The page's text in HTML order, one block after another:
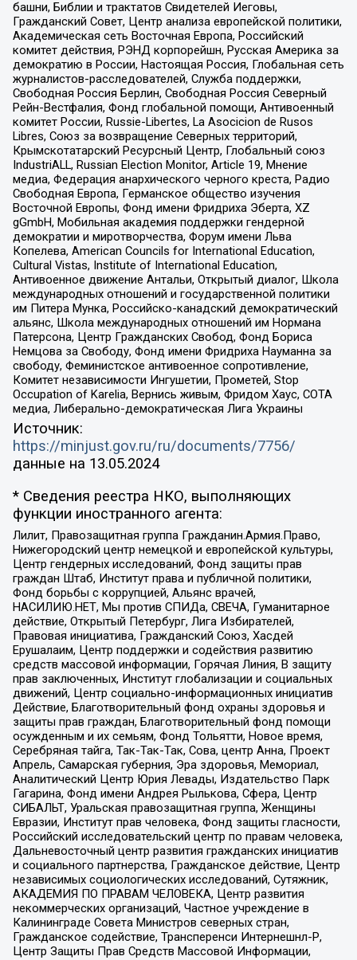
башни, Библии и трактатов Свидетелей Иеговы,
Гражданский Совет, Центр анализа европейской политики,
Академическая сеть Восточная Европа, Российский
комитет действия, РЭНД корпорейшн, Русская Америка за
демократию в России, Настоящая Россия, Глобальная сеть
журналистов-расследователей, Служба поддержки,
Свободная Россия Берлин, Свободная Россия Северный
Рейн-Вестфалия, Фонд глобальной помощи, Антивоенный
комитет России, Russie-Libertes, La Asocicion de Rusos
Libres, Союз за возвращение Северных территорий,
Крымскотатарский Ресурсный Центр, Глобальный союз
IndustriALL, Russian Election Monitor, Article 19, Мнение
медиа, Федерация анархического черного креста, Радио
Свободная Европа, Германское общество изучения
Восточной Европы, Фонд имени Фридриха Эберта, XZ
gGmbH, Мобильная академия поддержки гендерной
демократии и миротворчества, Форум имени Льва
Копелева, American Councils for International Education,
Cultural Vistas, Institute of International Education,
Антивоенное движение Антальи, Открытый диалог, Школа
международных отношений и государственной политики
им Питера Мунка, Российско-канадский демократический
альянс, Школа международных отношений им Нормана
Патерсона, Центр Гражданских Свобод, Фонд Бориса
Немцова за Свободу, Фонд имени Фридриха Науманна за
свободу, Феминистское антивоенное сопротивление,
Комитет независимости Ингушетии, Прометей, Stop
Occupation of Karelia, Вернись живым, Фридом Хаус, СОТА
медиа, Либерально-демократическая Лига Украины
Источник:
https://minjust.gov.ru/ru/documents/7756/
данные на 13.05.2024
* Сведения реестра НКО, выполняющих
функции иностранного агента:
Лилит, Правозащитная группа Гражданин.Армия.Право,
Нижегородский центр немецкой и европейской культуры,
Центр гендерных исследований, Фонд защиты прав
граждан Штаб, Институт права и публичной политики,
Фонд борьбы с коррупцией, Альянс врачей,
НАСИЛИЮ.НЕТ, Мы против СПИДа, СВЕЧА, Гуманитарное
действие, Открытый Петербург, Лига Избирателей,
Правовая инициатива, Гражданский Союз, Хасдей
Ерушалаим, Центр поддержки и содействия развитию
средств массовой информации, Горячая Линия, В защиту
прав заключенных, Институт глобализации и социальных
движений, Центр социально-информационных инициатив
Действие, Благотворительный фонд охраны здоровья и
защиты прав граждан, Благотворительный фонд помощи
осужденным и их семьям, Фонд Тольятти, Новое время,
Серебряная тайга, Так-Так-Так, Сова, центр Анна, Проект
Апрель, Самарская губерния, Эра здоровья, Мемориал,
Аналитический Центр Юрия Левады, Издательство Парк
Гагарина, Фонд имени Андрея Рылькова, Сфера, Центр
СИБАЛЬТ, Уральская правозащитная группа, Женщины
Евразии, Институт прав человека, Фонд защиты гласности,
Российский исследовательский центр по правам человека,
Дальневосточный центр развития гражданских инициатив
и социального партнерства, Гражданское действие, Центр
независимых социологических исследований, Сутяжник,
АКАДЕМИЯ ПО ПРАВАМ ЧЕЛОВЕКА, Центр развития
некоммерческих организаций, Частное учреждение в
Калининграде Совета Министров северных стран,
Гражданское содействие, Трансперенси Интернешнл-Р,
Центр Защиты Прав Средств Массовой Информации,